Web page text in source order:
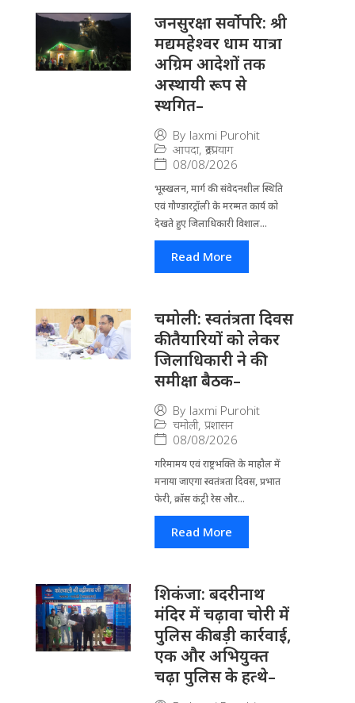
जनसुरक्षा सर्वोपरि: श्री
मद्यमहेश्वर धाम यात्रा
अग्रिम आदेशों तक
अस्थायी रूप से
स्थगित–
By laxmi Purohit
आपदा, रूद्रप्रयाग
08/08/2026
भूस्खलन, मार्ग की संवेदनशील स्थिति
एवं गौण्डारट्रॉली के मरम्मत कार्य को
देखते हुए जिलाधिकारी विशाल...
Read More
चमोली: स्वतंत्रता दिवस
की तैयारियों को लेकर
जिलाधिकारी ने की
समीक्षा बैठक–
By laxmi Purohit
चमोली, प्रशासन
08/08/2026
गरिमामय एवं राष्ट्रभक्ति के माहौल में
मनाया जाएगा स्वतंत्रता दिवस, प्रभात
फेरी, क्रॉस कंट्री रेस और...
Read More
​शिकंजा: बदरीनाथ
मंदिर में चढ़ावा चोरी में
पुलिस की बड़ी कार्रवाई,
एक और अभियुक्त
चढ़ा पुलिस के हत्थे–